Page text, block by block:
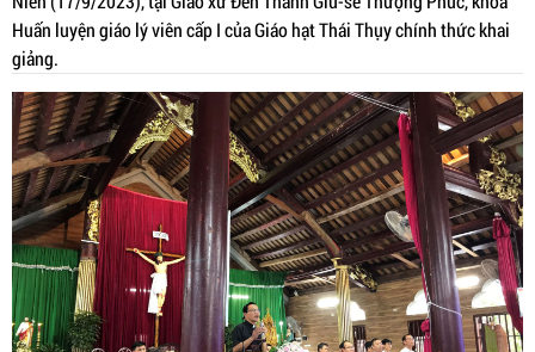
Huấn luyện giáo lý viên cấp I của Giáo hạt Thái Thụy chính thức khai
giảng.